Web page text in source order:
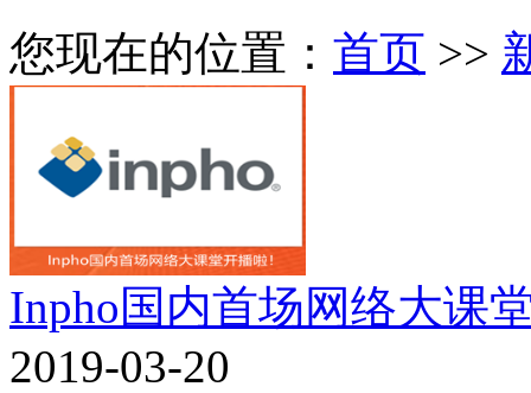
您现在的位置： 首页 >>
Inpho国内首场网络大课
2019-03-20